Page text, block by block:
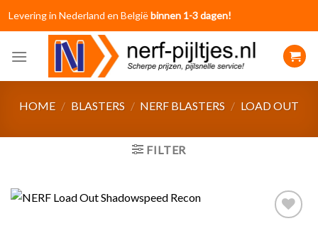
Levering in Nederland en Belgiëbinnen 1-3 dagen!
HOME / BLASTERS / NERF BLASTERS / LOAD OUT
FILTER